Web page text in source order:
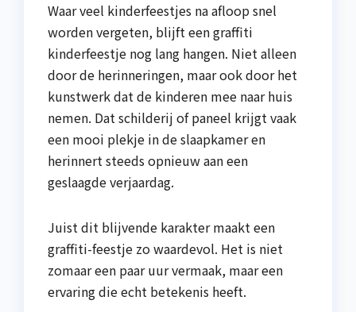
Waar veel kinderfeestjes na afloop snel
worden vergeten, blijft een graffiti
kinderfeestje nog lang hangen. Niet alleen
door de herinneringen, maar ook door het
kunstwerk dat de kinderen mee naar huis
nemen. Dat schilderij of paneel krijgt vaak
een mooi plekje in de slaapkamer en
herinnert steeds opnieuw aan een
geslaagde verjaardag.
Juist dit blijvende karakter maakt een
graffiti-feestje zo waardevol. Het is niet
zomaar een paar uur vermaak, maar een
ervaring die echt betekenis heeft.